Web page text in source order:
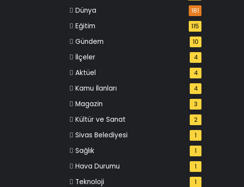
Dünya 181
Eğitim 115
Gündem 10
İlçeler 4
Aktüel 4
Kamu İlanları 4
Magazin 3
Kültür ve Sanat 2
Sivas Belediyesi 1
Sağlık 1
Hava Durumu 1
Teknoloji 1